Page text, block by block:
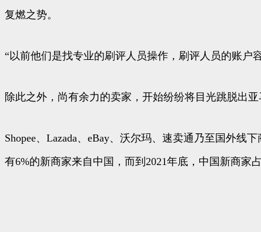
复燃之势。
“以前他们是找专业的刷评人员操作，刷评人员的账户
除此之外，尚有余力的卖家，开始纷纷将目光跳脱出亚
Shopee、Lazada、eBay、沃尔玛、速卖通乃至国外线
有6%的新商家来自中国，而到2021年底，中国新商家